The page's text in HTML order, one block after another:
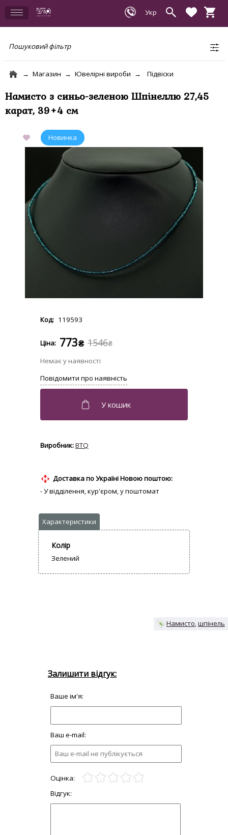
Пошуковий фільтр
Магазин Ювелірні вироби Підвіски
Намисто з синьо-зеленою Шпінеллю 27,45
карат, 39+4 см
119593
1546₴
773₴
BTQ
Доставка по Україні Новою поштою:
- У відділення, кур'єром, у поштомат
Колір
Зелений
Намисто шпінель